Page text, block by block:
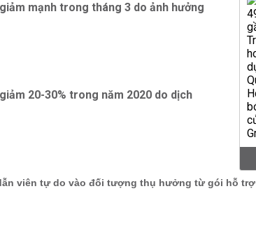
mạnh trong tháng 3 do ảnh hưởng
20-30% trong năm 2020 do dịch